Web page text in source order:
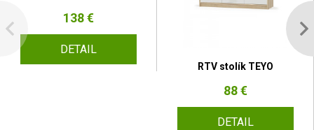
138 €
DETAIL
RTV stolík TEYO
88 €
DETAIL